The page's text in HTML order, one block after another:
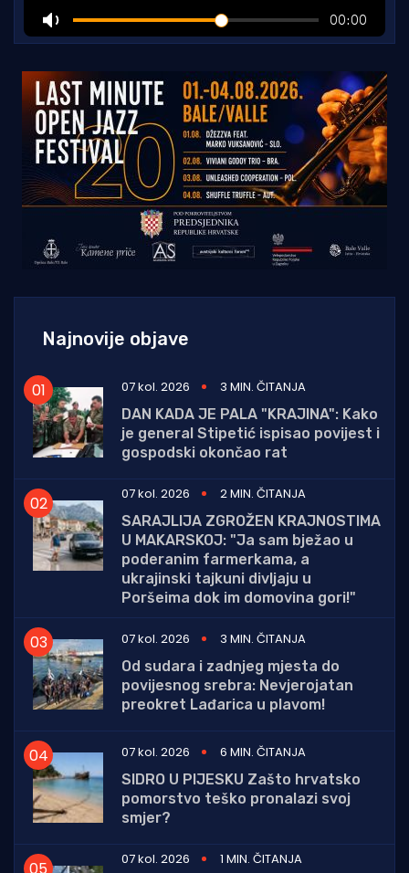
Najnovije objave
07 kol. 2026
3 MIN. ČITANJA
DAN KADA JE PALA "KRAJINA": Kako
je general Stipetić ispisao povijest i
gospodski okončao rat
07 kol. 2026
2 MIN. ČITANJA
SARAJLIJA ZGROŽEN KRAJNOSTIMA
U MAKARSKOJ: "Ja sam bježao u
poderanim farmerkama, a
ukrajinski tajkuni divljaju u
Poršeima dok im domovina gori!"
07 kol. 2026
3 MIN. ČITANJA
Od sudara i zadnjeg mjesta do
povijesnog srebra: Nevjerojatan
preokret Lađarica u plavom!
07 kol. 2026
6 MIN. ČITANJA
SIDRO U PIJESKU Zašto hrvatsko
pomorstvo teško pronalazi svoj
smjer?
07 kol. 2026
1 MIN. ČITANJA